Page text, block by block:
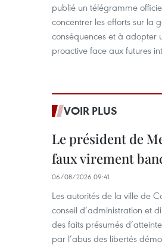
publié un télégramme
concentrer les efforts sur la
conséquences et à adopter
proactive face aux futures
VOIR PLUS
Le président de
faux virement
06/08/2026 09:41
Les autorités de la ville de
conseil d’administration et
des faits présumés
par l’abus des libertés